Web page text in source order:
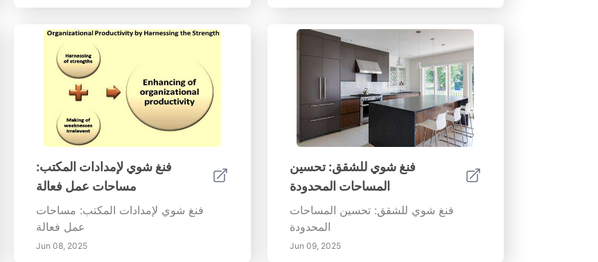
فنغ شوي لإمدادات المكتب:
مساحات عمل فعالة
فنغ شوي لإمدادات المكتب: مساحات
عمل فعالة
Jun 08, 2025
فنغ شوي للشقق: تحسين
المساحات المحدودة
فنغ شوي للشقق: تحسين المساحات
المحدودة
Jun 09, 2025